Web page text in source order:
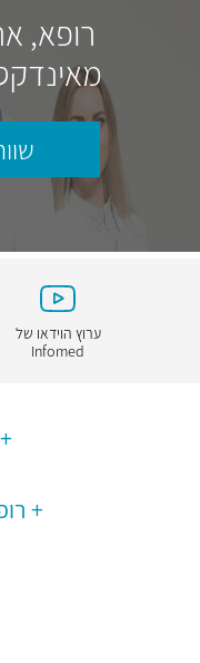
רופא,
ערוץ הוידאו של
Infomed